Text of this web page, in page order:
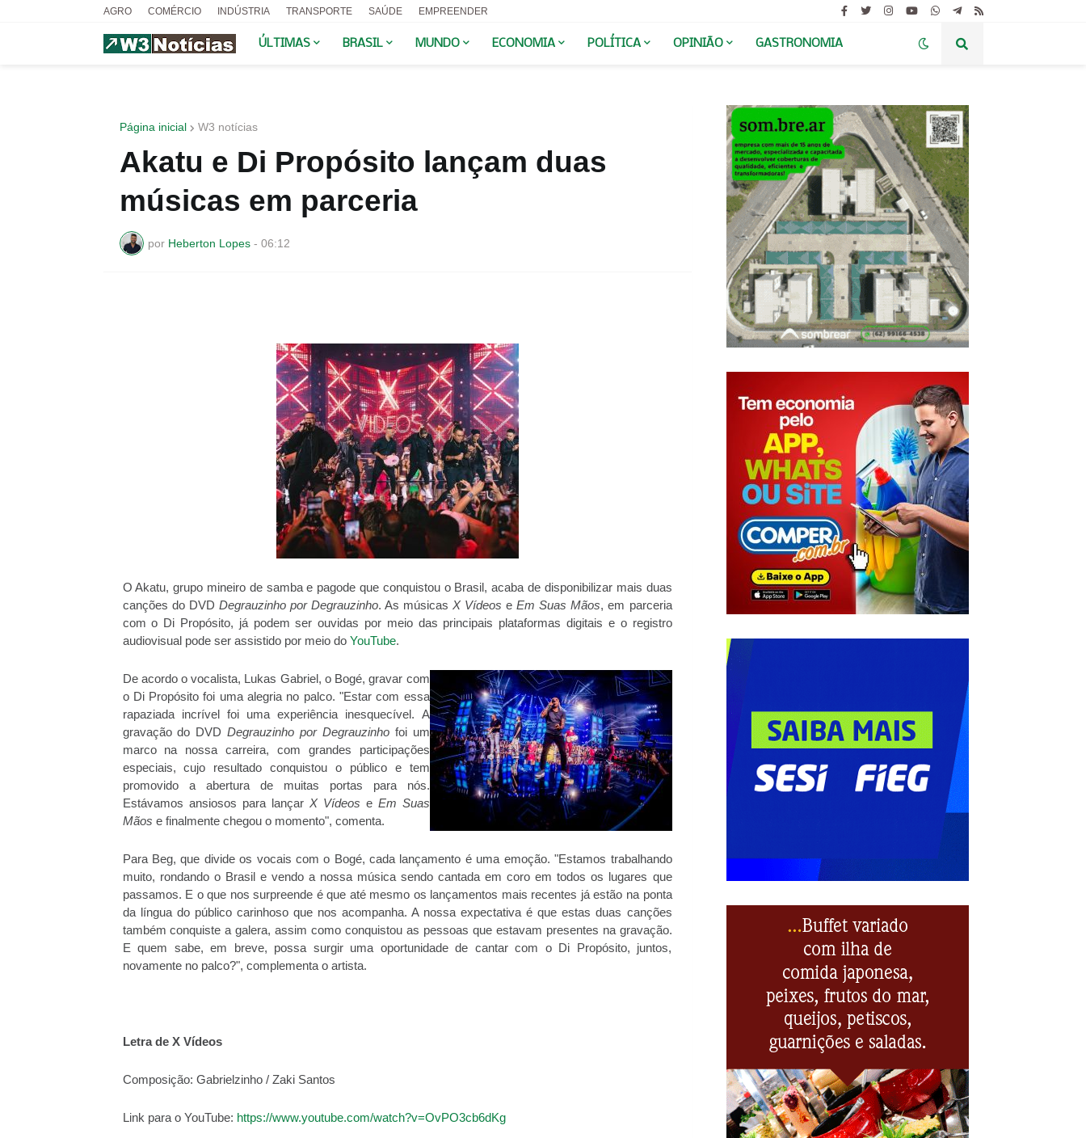
AGRO COMÉRCIO INDÚSTRIA TRANSPORTE SAÚDE EMPREENDER
ÚLTIMAS BRASIL MUNDO ECONOMIA POLÍTICA OPINIÃO GASTRONOMIA
Página inicial W3 notícias
Akatu e Di Propósito lançam duas
músicas em parceria
por Heberton Lopes - 06:12
O Akatu, grupo mineiro de samba e pagode que conquistou o Brasil, acaba de disponibilizar mais duas
canções do DVD Degrauzinho por Degrauzinho. As músicas X Vídeose Em Suas Mãos, em parceria
com o Di Propósito, já podem ser ouvidas por meio das principais plataformas digitais e o registro
audiovisual pode ser assistido por meio do YouTube.
De acordo o vocalista, Lukas Gabriel, o Bogé, gravar com
o Di Propósito foi uma alegria no palco. "Estar com essa
rapaziada incrível foi uma experiência inesquecível. A
gravação do DVDDegrauzinho por Degrauzinhofoi um
marco na nossa carreira, com grandes participações
especiais, cujo resultado conquistou o público e tem
promovido a abertura de muitas portas para nós.
Estávamos ansiosos para lançar X Vídeos e Em Suas
Mãos e finalmente chegou o momento", comenta.
Para Beg, que divide os vocais com o Bogé, cada lançamento é uma emoção. "Estamos trabalhando
muito, rondando o Brasil e vendo a nossa música sendo cantada em coro em todos os lugares que
passamos. E o que nos surpreende é que até mesmo os lançamentos mais recentes já estão na ponta
da língua do público carinhoso que nos acompanha. A nossa expectativa é que estas duas canções
também conquiste a galera, assim como conquistou as pessoas que estavam presentes na gravação.
E quem sabe, em breve, possa surgir uma oportunidade de cantar com o Di Propósito, juntos,
novamente no palco?", complementa o artista.
Letra de X Vídeos
Composição: Gabrielzinho / Zaki Santos
Link para o YouTube: https://www.youtube.com/watch?v=OvPO3cb6dKg